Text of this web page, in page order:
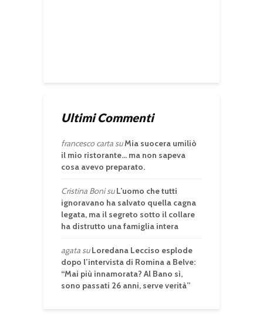
Ultimi Commenti
francesco cartasuMia suocera umiliò
il mio ristorante… ma non sapeva
cosa avevo preparato.
Cristina BonisuL’uomo che tutti
ignoravano ha salvato quella cagna
legata, ma il segreto sotto il collare
ha distrutto una famiglia intera
agatasuLoredana Lecciso esplode
dopo l’intervista di Romina a Belve:
“Mai più innamorata? Al Bano sì,
sono passati 26 anni, serve verità”